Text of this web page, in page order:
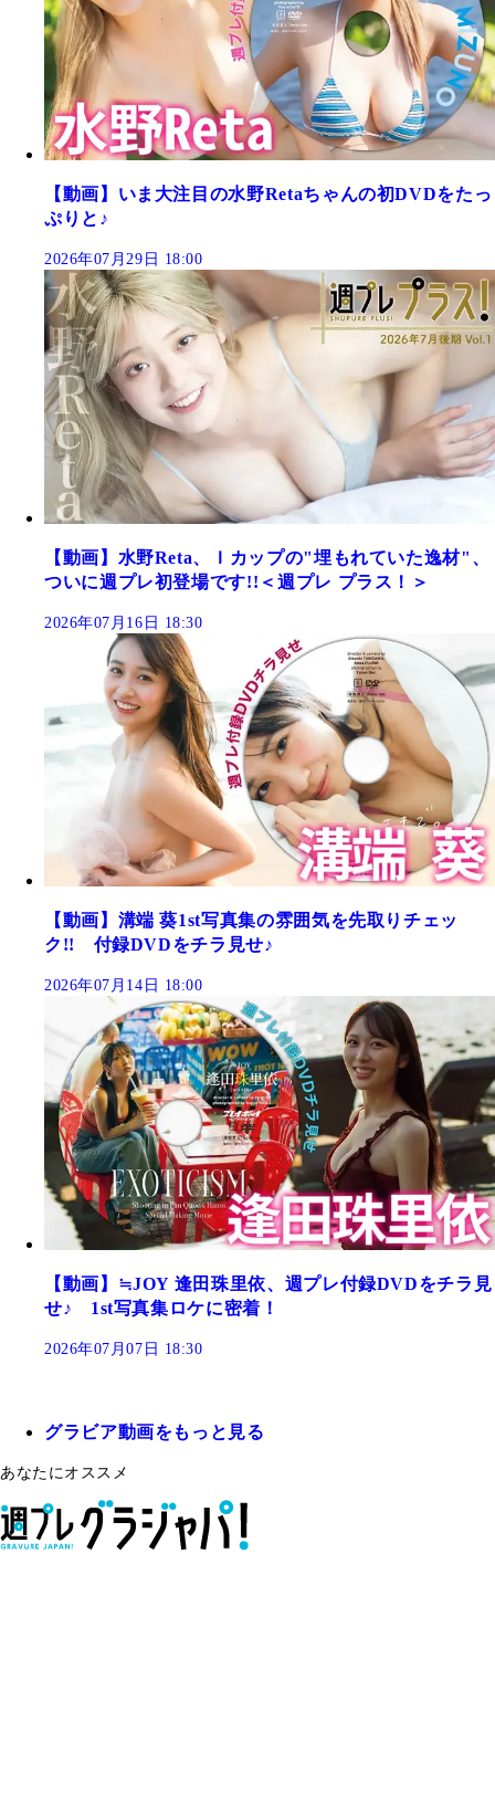
【動画】いま大注目の水野Retaちゃんの初DVDをたっ
ぷりと♪
2026年07月29日 18:00
【動画】水野Reta、Ｉカップの"埋もれていた逸材"、
ついに週プレ初登場です!!＜週プレ プラス！＞
2026年07月16日 18:30
【動画】溝端 葵1st写真集の雰囲気を先取りチェッ
ク!! 付録DVDをチラ見せ♪
2026年07月14日 18:00
【動画】≒JOY 逢田珠里依、週プレ付録DVDをチラ見
せ♪ 1st写真集ロケに密着！
2026年07月07日 18:30
グラビア動画をもっと見る
あなたにオススメ